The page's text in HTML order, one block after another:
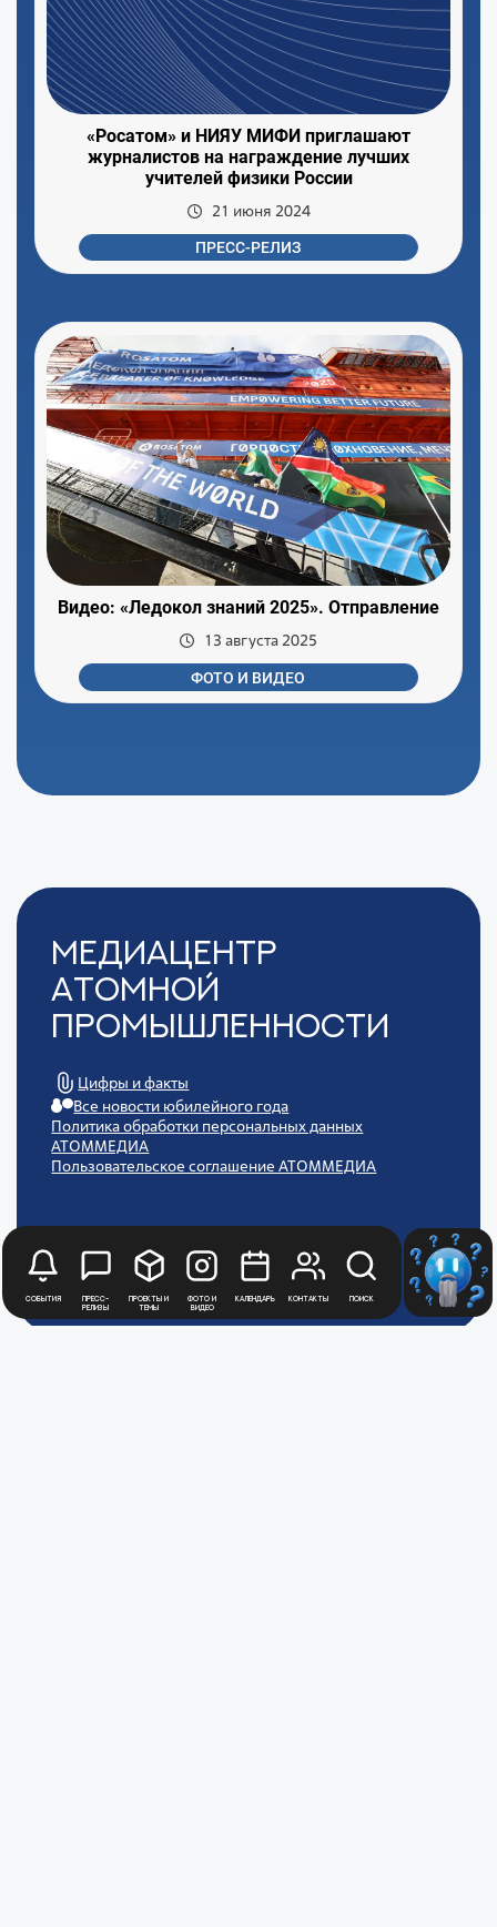
События
Пресс-
релизы
Проекты и
темы
Фото и
видео
Календарь Контакты Поиск
«Росатом» и НИЯУ МИФИ приглашают
журналистов на награждение лучших
учителей физики России
21 июня 2024
ПРЕСС-РЕЛИЗ
Видео: «Ледокол знаний 2025». Отправление
13 августа 2025
ФОТО И ВИДЕО
Медиацентр
Атомной
Промышленности
Цифры и факты
Все новости юбилейного года
Политика обработки персональных данных
АТОММЕДИА
Пользовательское соглашение АТОММЕДИА